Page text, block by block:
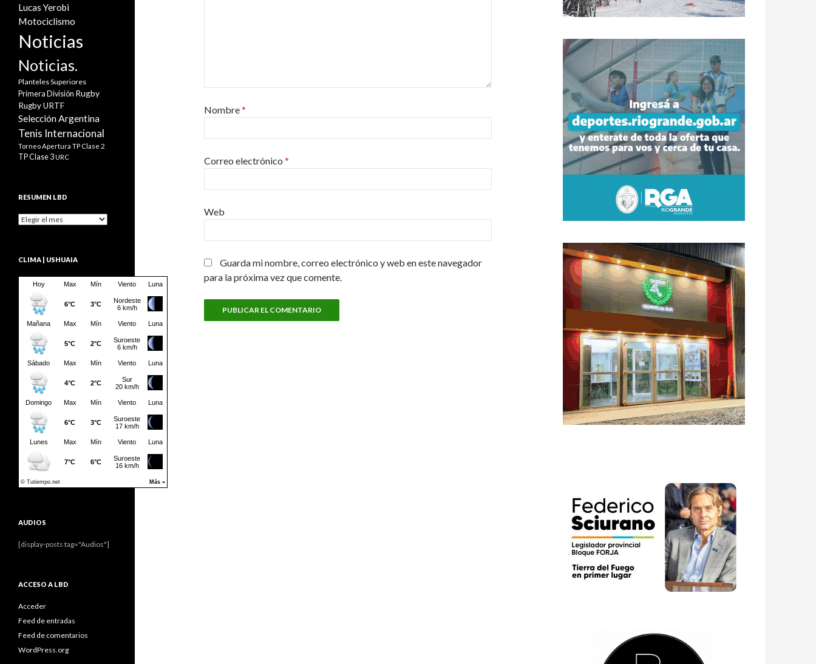
Nombre*
Correo electrónico *
Web
Guarda mi nombre, correo electrónico y web en este navegador
para la próxima vez que comente.
Lucas Yerobi
Motociclismo
Noticias
Noticias.
Planteles Superiores
Primera División Rugby
Rugby URTF
Selección Argentina
Tenis Internacional
Torneo Apertura TP Clase 2
TP Clase 3URC
RESUMEN LBD
Resumen
CLIMA | USHUAIA
AUDIOS
[display-posts tag="Audios"]
ACCESO A LBD
Acceder
Feed de entradas
Feed de comentarios
WordPress.org